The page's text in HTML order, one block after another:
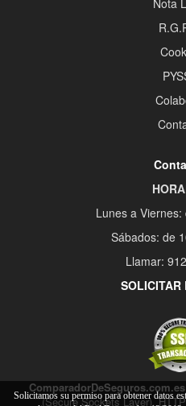
Lunes a
Sábados: de
Llamar:
ComparadorDeSeguros.com.es
(Secure Sockets Layer),
Solicitamos su permiso para obtener datos